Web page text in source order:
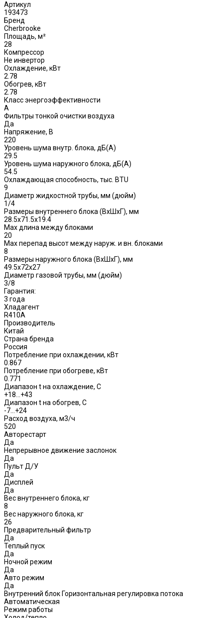
Артикул
193473
Бренд
Cherbrooke
Площадь, м²
28
Компрессор
Не инвертор
Охлаждение, кВт
2.78
Обогрев, кВт
2.78
Класс энергоэффективности
A
Фильтры тонкой очистки воздуха
Да
Напряжение, В
220
Уровень шума внутр. блока, дБ(А)
29.5
Уровень шума наружного блока, дБ(A)
54.5
Охлаждающая способность, тыс. BTU
9
Диаметр жидкостной трубы, мм (дюйм)
1/4
Размеры внутреннего блока (ВхШхГ), мм
28.5x71.5x19.4
Max длина между блоками
20
Max перепад высот между наруж. и вн. блоками
8
Размеры наружного блока (ВхШхГ), мм
49.5x72x27
Диаметр газовой трубы, мм (дюйм)
3/8
Гарантия:
3 года
Хладагент
R410A
Производитель
Китай
Страна бренда
Россия
Потребление при охлаждении, кВт
0.867
Потребление при обогреве, кВт
0.771
Диапазон t на охлаждение, С
+18…+43
Диапазон t на обогрев, С
-7…+24
Расход воздуха, м3/ч
520
Авторестарт
Да
Непрерывное движение заслонок
Да
Пульт Д/У
Да
Дисплей
Да
Вес внутреннего блока, кг
8
Вес наружного блока, кг
26
Предварительный фильтр
Да
Теплый пуск
Да
Ночной режим
Да
Авто режим
Да
Внутренний блок Горизонтальная регулировка потока
Автоматическая
Режим работы